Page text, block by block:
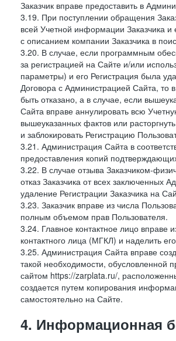
Заказчик вправе предоставить в
3.19. При поступлении обращения
всей Учетной информации Заказчика
с описанием компании Заказчика в
3.20. В случае, если программным
за регистрацией на Сайте и/или
параметры) и его Регистрация была
Договора с Администрацией Сайта, то
быть отказано, а в случае, если
Сайта вправе аннулировать всю
вышеуказанных фактов или
и заблокировать Регистрацию
3.21. Администрация Сайта в
предоставления копий
3.22. В случае отзыва Заказчиком-
отказ Заказчика от всех заключенных
удаление Регистрации Заказчика на
3.23. Заказчик вправе из числа
полным объемом прав Пользователя.
3.24. Главное контактное лицо вправе
контактного лица (МГКЛ) и наделить
3.25. Администрация Сайта вправе
такой необходимости, обусловленной
сайтом https://zarplata.ru/,
создается путем копирования
самостоятельно на Сайте.
4. Информационная